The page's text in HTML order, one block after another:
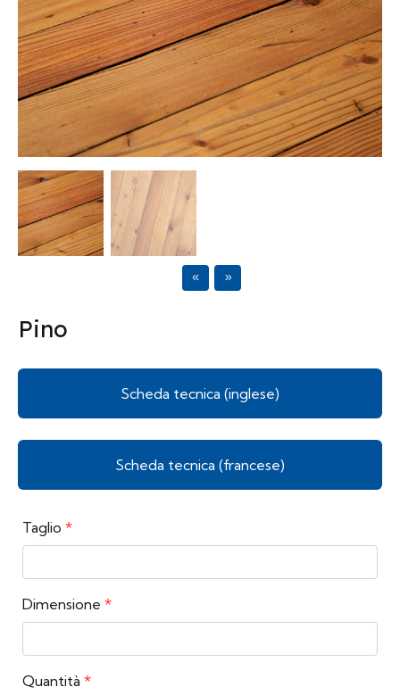
Pino
Scheda tecnica (inglese)
Scheda tecnica (francese)
Taglio *
Dimensione *
Quantità *